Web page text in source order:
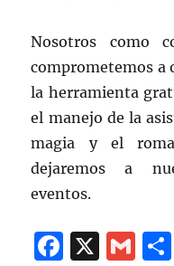
Nosotros como
comprometemos a
la herramienta
el manejo de la
magia y el
dejaremos a
eventos.
F
X
G